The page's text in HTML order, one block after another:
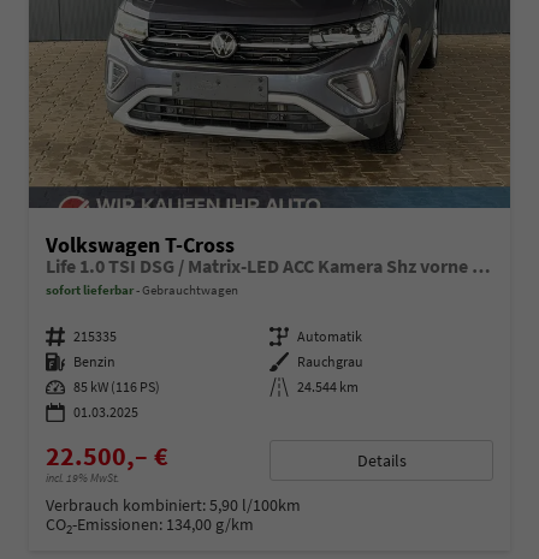
Volkswagen T-Cross
Life 1.0 TSI DSG / Matrix-LED ACC Kamera Shz vorne Apple Carplay Alu 17'' Winterreifen
sofort lieferbar Gebrauchtwagen
Fahrzeugnummer 215335 Getriebe Automatik
Kraftstoff Benzin Außenfarbe Rauchgrau
Leistung 85 kW (116 PS) Kilometerstand 24.544 km
01.03.2025
22.500,– €
incl. 19% MwSt.
Details
Verbrauch kombiniert:5,90 l/100km
CO2-Emissionen: 134,00 g/km